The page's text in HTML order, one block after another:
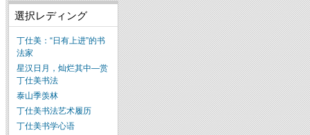
選択レディング
丁仕美：“日有上进”的书
法家
星汉日月，灿烂其中—赏
丁仕美书法
泰山季羡林
丁仕美书法艺术履历
丁仕美书学心语